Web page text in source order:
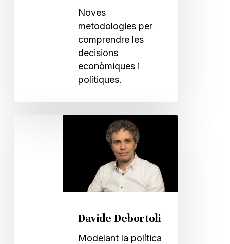
Noves
metodologies per
comprendre les
decisions
econòmiques i
polítiques.
Davide Debortoli
Modelant la política